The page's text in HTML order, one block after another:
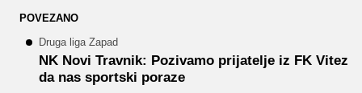
POVEZANO
Druga liga Zapad
NK Novi Travnik: Pozivamo prijatelje iz FK Vitez
da nas sportski poraze